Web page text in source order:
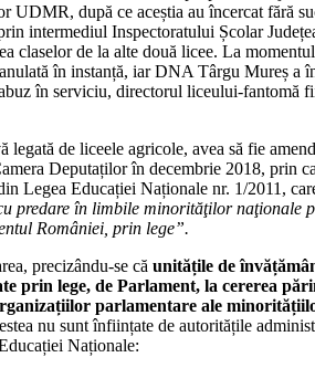
UDMR, după ce aceștia au încercat fără
intermediul Inspectoratului Școlar
claselor de la alte două licee. La
în instanță, iar DNA Târgu Mureș a
în serviciu, directorul liceului-fantomă
legată de liceele agricole, avea să fie
Deputaților în decembrie 2018, prin
Legea Educației Naționale nr. 1/2011,
predare în limbile minorităţilor naţionale
României, prin lege”.
precizându-se că unitățile de
prin lege, de Parlament, la cererea
parlamentare ale
nu sunt înființate de autoritățile
Naționale: